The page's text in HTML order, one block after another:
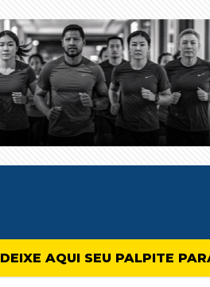
DEIXE AQUI SEU PALPITE